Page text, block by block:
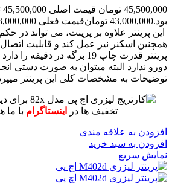
45,500,000 تومان
بود.43,000,000 تومانقیمت فعلی 43,000,000 تومان است.
این پرینتر علاوه بر پرینت، می تواند در
همچنین اسکنر نیز عمل کند و قابلیت
پرینتر قدرت چاپ 19 برگه در دقیقه را دارد
دورو ندارد البته میتوان به صورت دستی
توضیحات به مشخصات کلی این پرینتر
برای
تخفیف ها در
اینستاگرام با ما
افزودن به علاقه مندی
افزودن به سبد خرید
نمایش سریع